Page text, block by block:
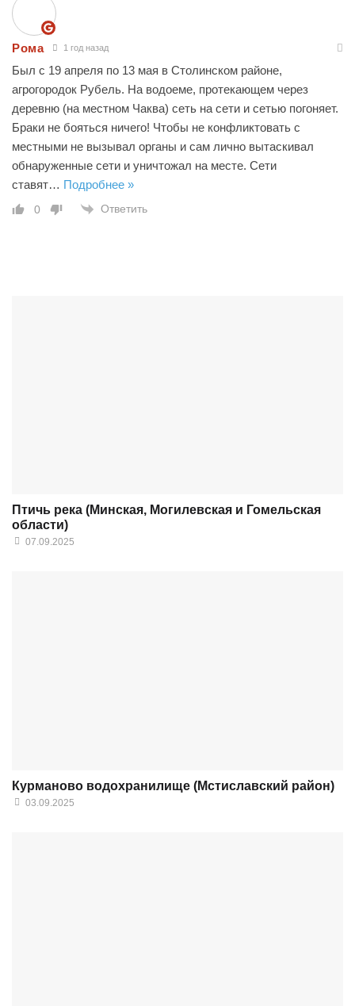
Рома 1 год назад
Был с 19 апреля по 13 мая в Столинском районе,
агрогородок Рубель. На водоеме, протекающем через
деревню (на местном Чаква) сеть на сети и сетью погоняет.
Браки не бояться ничего! Чтобы не конфликтовать с
местными не вызывал органы и сам лично вытаскивал
обнаруженные сети и уничтожал на месте. Сети
ставят… Подробнее »
0 Ответить
Птичь река (Минская, Могилевская и Гомельская
области)
07.09.2025
Курманово водохранилище (Мстиславский район)
03.09.2025